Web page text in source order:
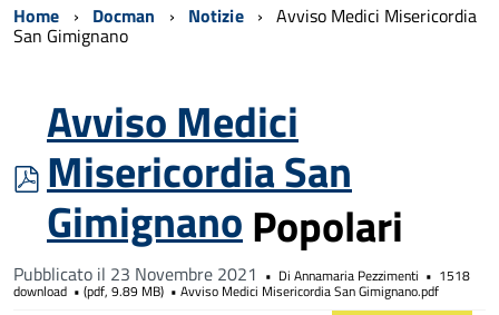
Home Docman Notizie Avviso Medici Misericordia
San Gimignano
pdf
Avviso Medici
Misericordia San
GimignanoPopolari
Pubblicato il 23 Novembre 2021 Di Annamaria Pezzimenti 1518
download (pdf, 9.89 MB) Avviso Medici Misericordia San Gimignano.pdf